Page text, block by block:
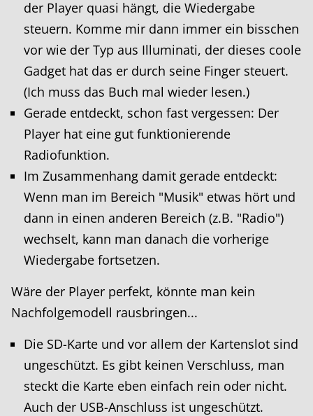
der Player quasi hängt, die Wiedergabe
steuern. Komme mir dann immer ein bisschen
vor wie der Typ aus Illuminati, der dieses coole
Gadget hat das er durch seine Finger steuert.
(Ich muss das Buch mal wieder lesen.)
Gerade entdeckt, schon fast vergessen: Der
Player hat eine gut funktionierende
Radiofunktion.
Im Zusammenhang damit gerade entdeckt:
Wenn man im Bereich "Musik" etwas hört und
dann in einen anderen Bereich (z.B. "Radio")
wechselt, kann man danach die vorherige
Wiedergabe fortsetzen.
Wäre der Player perfekt, könnte man kein
Nachfolgemodell rausbringen...
Die SD-Karte und vor allem der Kartenslot sind
ungeschützt. Es gibt keinen Verschluss, man
steckt die Karte eben einfach rein oder nicht.
Auch der USB-Anschluss ist ungeschützt.